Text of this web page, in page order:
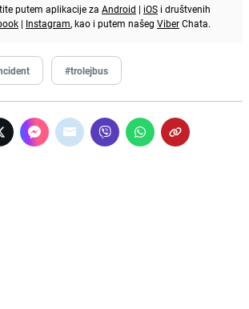
putem aplikacije za Android | iOS i društvenih
| Instagram, kao i putem našeg ViberChata.
#trolejbus